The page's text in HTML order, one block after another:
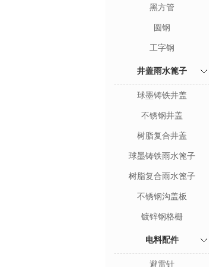
黑方管
圆钢
工字钢
井盖雨水篦子
球墨铸铁井盖
不锈钢井盖
树脂复合井盖
球墨铸铁雨水篦子
树脂复合雨水篦子
不锈钢沟盖板
镀锌钢格栅
电料配件
避雷针